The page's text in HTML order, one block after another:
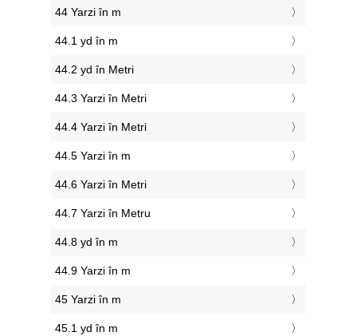
44 Yarzi în m
44.1 yd în m
44.2 yd în Metri
44.3 Yarzi în Metri
44.4 Yarzi în Metri
44.5 Yarzi în m
44.6 Yarzi în Metri
44.7 Yarzi în Metru
44.8 yd în m
44.9 Yarzi în m
45 Yarzi în m
45.1 yd în m